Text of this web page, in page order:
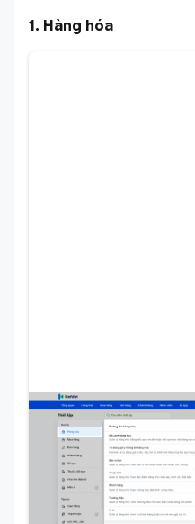
1. Hàng hóa